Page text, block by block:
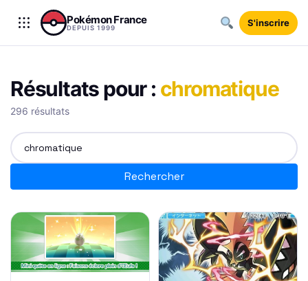
Aller au contenu
Pokémon France
DEPUIS 1999 S'inscrire
Résultats pour : chromatique
296 résultats
Rechercher
Rechercher